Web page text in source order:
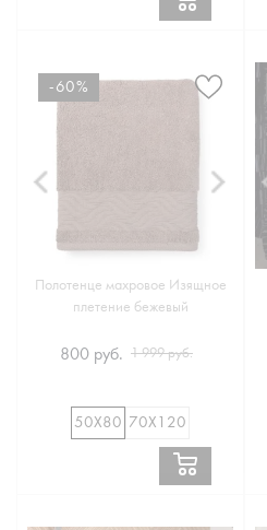
-60%
Полотенце махровое Изящное
плетение бежевый
800 руб. 1 999 руб.
50Х80 70Х120